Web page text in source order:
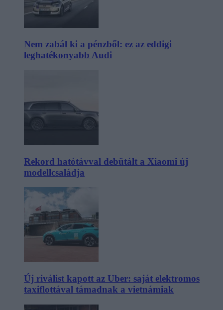
Nem zabál ki a pénzből: ez az eddigi
leghatékonyabb Audi
Rekord hatótávval debütált a Xiaomi új
modellcsaládja
Új riválist kapott az Uber: saját elektromos
taxiflottával támadnak a vietnámiak